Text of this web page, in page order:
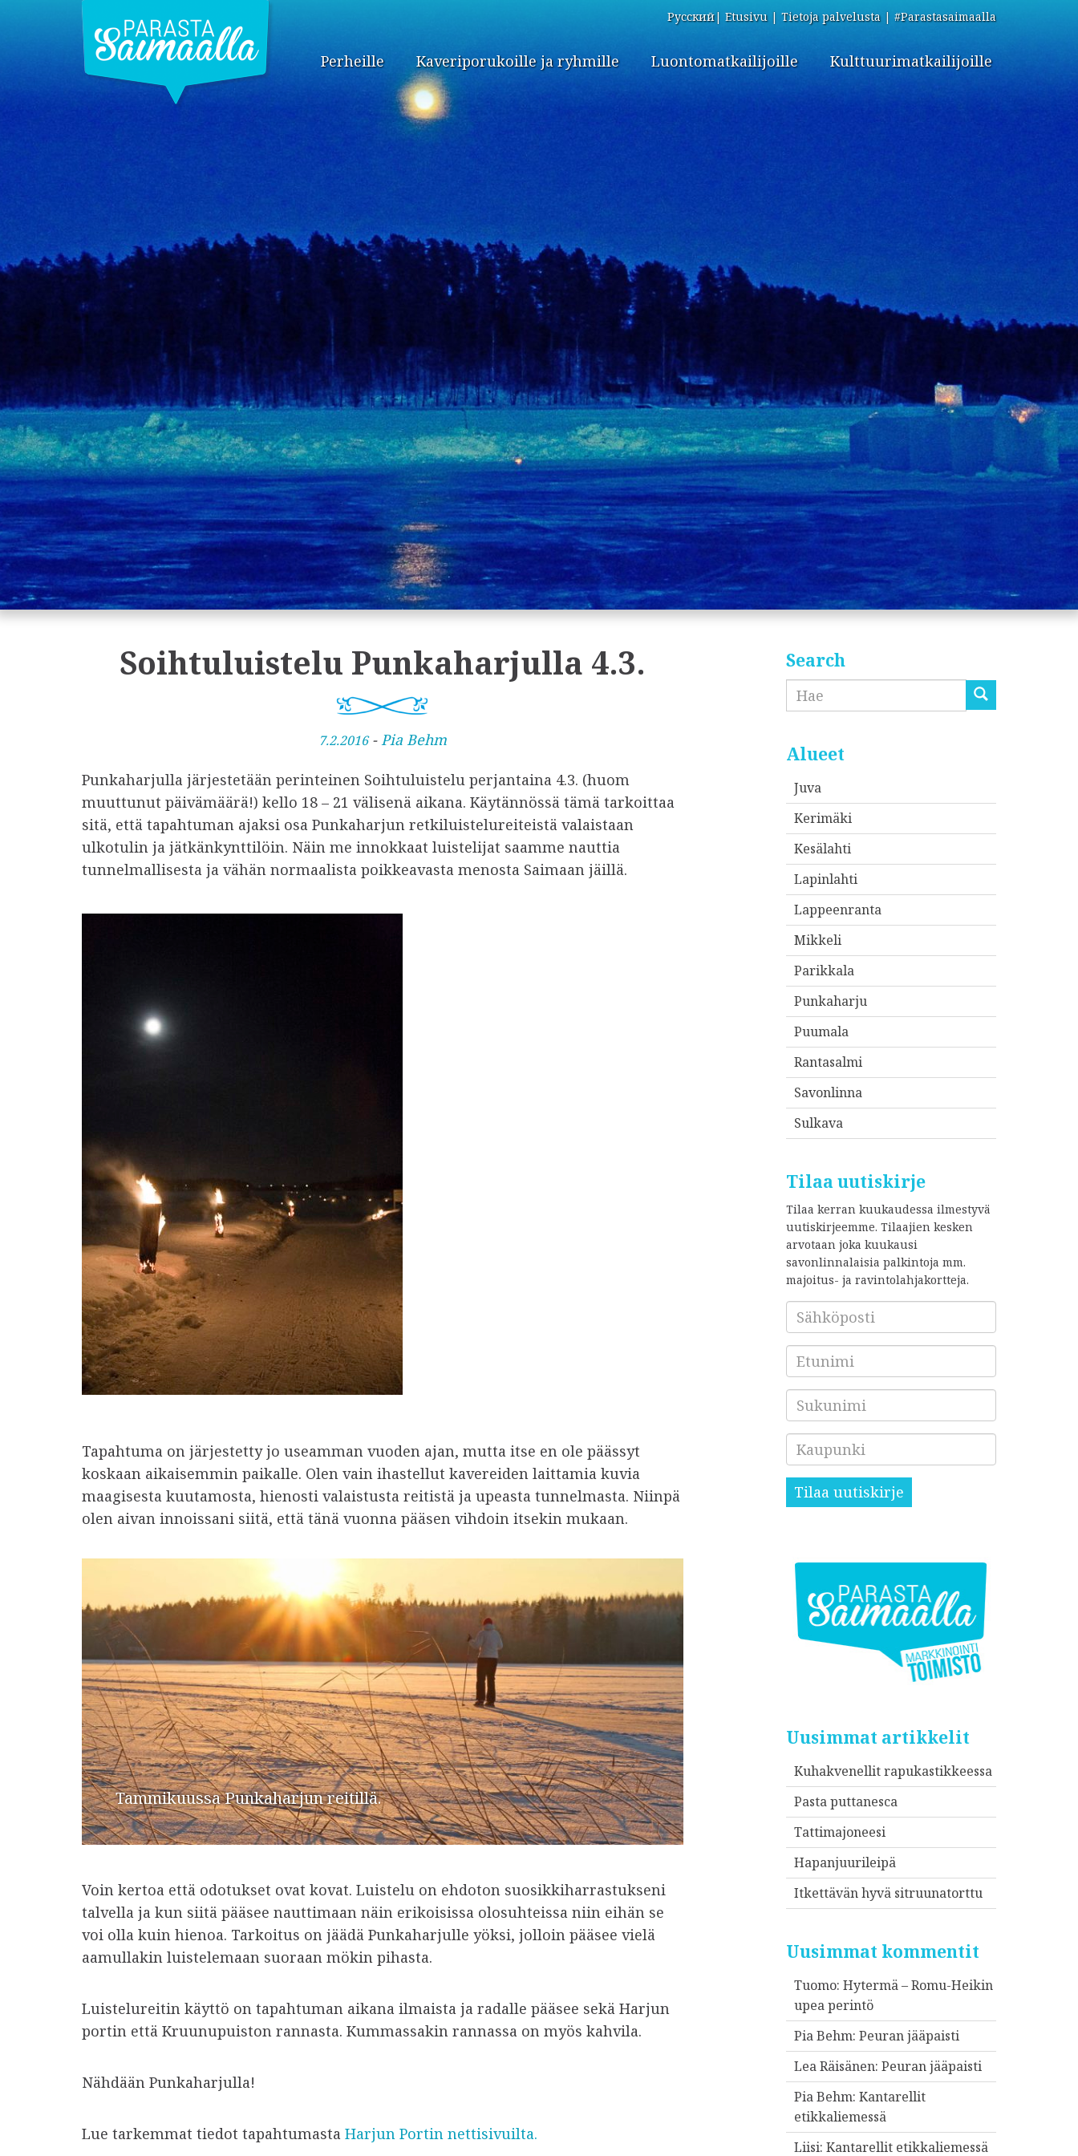
Русский Etusivu Tietoja palvelusta #Parastasaimaalla
Perheille Kaveriporukoille ja ryhmille Luontomatkailijoille Kulttuurimatkailijoille
Soihtuluistelu Punkaharjulla 4.3.
J
l
k
a
i
s
u
7.2.2016-Pia Behm
Punkaharjulla järjestetään perinteinen Soihtuluistelu perjantaina 4.3. (huom
muuttunut päivämäärä!) kello 18 – 21 välisenä aikana. Käytännössä tämä tarkoittaa
sitä, että tapahtuman ajaksi osa Punkaharjun retkiluistelureiteistä valaistaan
ulkotulin ja jätkänkynttilöin. Näin me innokkaat luistelijat saamme nauttia
tunnelmallisesta ja vähän normaalista poikkeavasta menosta Saimaan jäillä.
Tapahtuma on järjestetty jo useamman vuoden ajan, mutta itse en ole päässyt
koskaan aikaisemmin paikalle. Olen vain ihastellut kavereiden laittamia kuvia
maagisesta kuutamosta, hienosti valaistusta reitistä ja upeasta tunnelmasta. Niinpä
olen aivan innoissani siitä, että tänä vuonna pääsen vihdoin itsekin mukaan.
Tammikuussa Punkaharjun reitillä.
Voin kertoa että odotukset ovat kovat. Luistelu on ehdoton suosikkiharrastukseni
talvella ja kun siitä pääsee nauttimaan näin erikoisissa olosuhteissa niin eihän se
voi olla kuin hienoa. Tarkoitus on jäädä Punkaharjulle yöksi, jolloin pääsee vielä
aamullakin luistelemaan suoraan mökin pihasta.
Luistelureitin käyttö on tapahtuman aikana ilmaista ja radalle pääsee sekä Harjun
portin että Kruunupuiston rannasta. Kummassakin rannassa on myös kahvila.
Nähdään Punkaharjulla!
Lue tarkemmat tiedot tapahtumasta Harjun Portin nettisivuilta.
Search
Etsi
Alueet
Juva
Kerimäki
Kesälahti
Lapinlahti
Lappeenranta
Mikkeli
Parikkala
Punkaharju
Puumala
Rantasalmi
Savonlinna
Sulkava
Tilaa uutiskirje
Tilaa kerran kuukaudessa ilmestyvä
uutiskirjeemme. Tilaajien kesken
arvotaan joka kuukausi
savonlinnalaisia palkintoja mm.
majoitus- ja ravintolahjakortteja.
Sähköposti
Etunimi
Sukunimi
Kaupunki
Tilaa uutiskirje
Uusimmat artikkelit
Kuhakvenellit rapukastikkeessa
Pasta puttanesca
Tattimajoneesi
Hapanjuurileipä
Itkettävän hyvä sitruunatorttu
Uusimmat kommentit
Tuomo: Hytermä – Romu-Heikin
upea perintö
Pia Behm: Peuran jääpaisti
Lea Räisänen: Peuran jääpaisti
Pia Behm: Kantarellit
etikkaliemessä
Liisi: Kantarellit etikkaliemessä